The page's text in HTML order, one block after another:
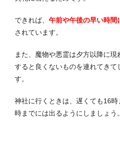
できれば、 午前や午後の早い時間
されています。
また、魔物や悪霊は夕方以降に
すると良くないものを連れてきて
す。
神社に行くときは、遅くても16
時までには出るようにしましょう。